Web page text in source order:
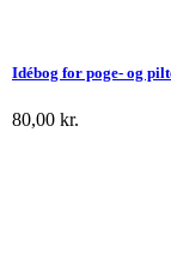
Idébog for poge- og
80,00 kr.